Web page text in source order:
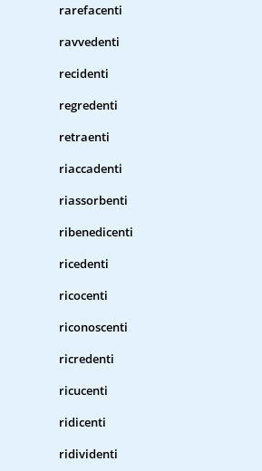
rarefacenti
ravvedenti
recidenti
regredenti
retraenti
riaccadenti
riassorbenti
ribenedicenti
ricedenti
ricocenti
riconoscenti
ricredenti
ricucenti
ridicenti
ridividenti